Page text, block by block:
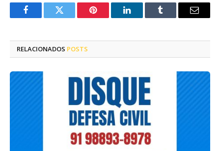
FacebookTwitter Pinterest LinkedInTumblr
E-
RELACIONADOS POSTS